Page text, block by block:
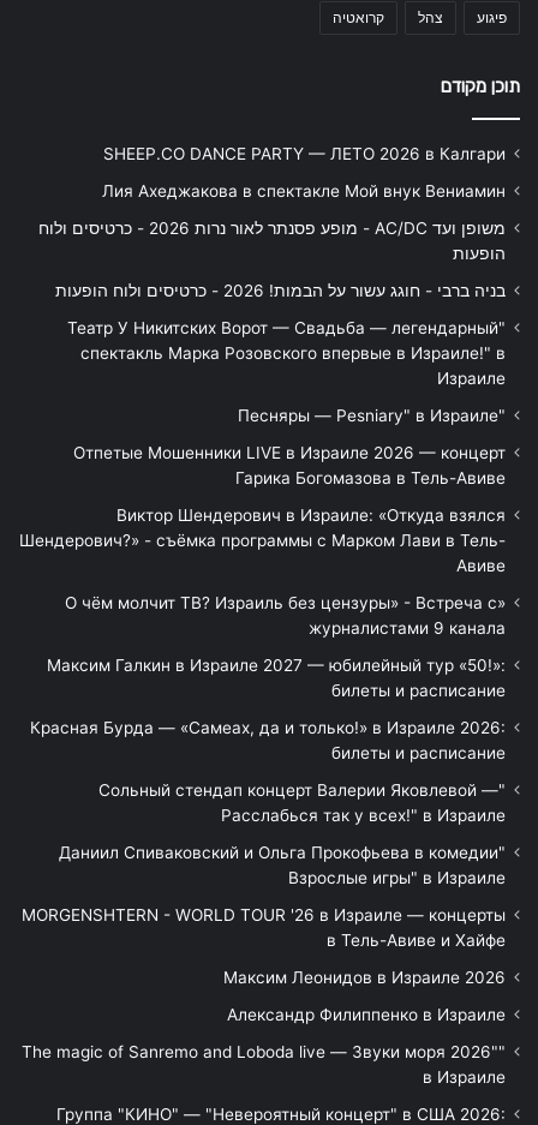
פיגוע צהל קרואטיה
תוכן מקודם
SHEEP.CO DANCE PARTY — ЛЕТО 2026 в Калгари
Лия Ахеджакова в спектакле Мой внук Вениамин
משופן ועד AC/DC - מופע פסנתר לאור נרות 2026 - כרטיסים ולוח
הופעות
בניה ברבי - חוגג עשור על הבמות! 2026 - כרטיסים ולוח הופעות
"Театр У Никитских Ворот — Свадьба — легендарный
спектакль Марка Розовского впервые в Израиле!" в
Израиле
"Песняры — Pesniary" в Израиле
Отпетые Мошенники LIVE в Израиле 2026 — концерт
Гарика Богомазова в Тель-Авиве
Виктор Шендерович в Израиле: «Откуда взялся
Шендерович?» - съёмка программы с Марком Лави в Тель-
Авиве
«О чём молчит ТВ? Израиль без цензуры» - Встреча с
журналистами 9 канала
Максим Галкин в Израиле 2027 — юбилейный тур «50!»:
билеты и расписание
Красная Бурда — «Самеах, да и только!» в Израиле 2026:
билеты и расписание
"Сольный стендап концерт Валерии Яковлевой —
Расслабься так у всех!" в Израиле
"Даниил Спиваковский и Ольга Прокофьева в комедии
Взрослые игры" в Израиле
MORGENSHTERN - WORLD TOUR '26 в Израиле — концерты
в Тель-Авиве и Хайфе
Максим Леонидов в Израиле 2026
Александр Филиппенко в Израиле
"The magic of Sanremo and Loboda live — Звуки моря 2026"
в Израиле
Группа "КИНО" — "Невероятный концерт" в США 2026: